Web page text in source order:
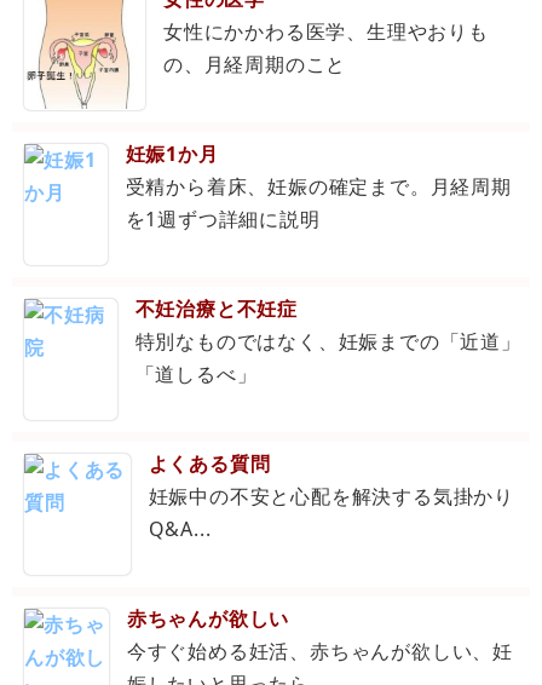
女性にかかわる医学、生理やおりも
の、月経周期のこと
妊娠1か月
受精から着床、妊娠の確定まで。月経周期
を1週ずつ詳細に説明
不妊治療と不妊症
特別なものではなく、妊娠までの「近道」
「道しるべ」
よくある質問
妊娠中の不安と心配を解決する気掛かり
Q&A...
赤ちゃんが欲しい
今すぐ始める妊活、赤ちゃんが欲しい、妊